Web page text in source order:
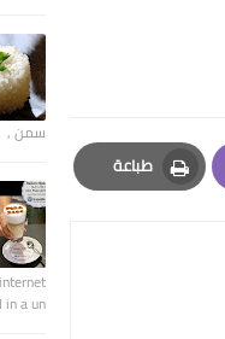
طباعة
Print
سمن ,
a un…